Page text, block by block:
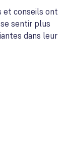
et conseils ont
sentir plus
dans leur